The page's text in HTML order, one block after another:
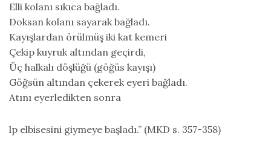
Elli kolanı sıkıca bağladı.
Doksan kolanı sayarak bağladı.
Kayışlardan örülmüş iki kat kemeri
Çekip kuyruk altından geçirdi,
Üç halkalı döşlüğü (göğüs kayışı)
Göğsün altından çekerek eyeri bağladı.
Atını eyerledikten sonra
lp elbisesini giymeye başladı.” (MKD s. 357-358)